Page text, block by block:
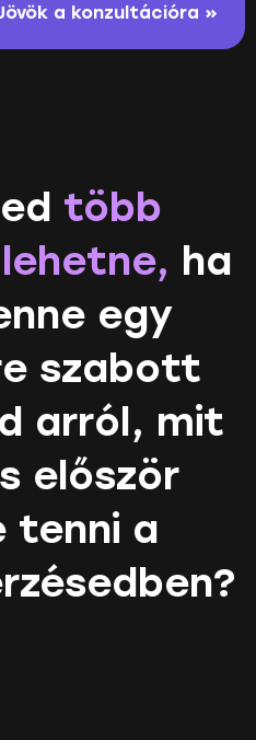
a konzultációra »
több
ha
egy
szabott
arról, mit
először
tenni a